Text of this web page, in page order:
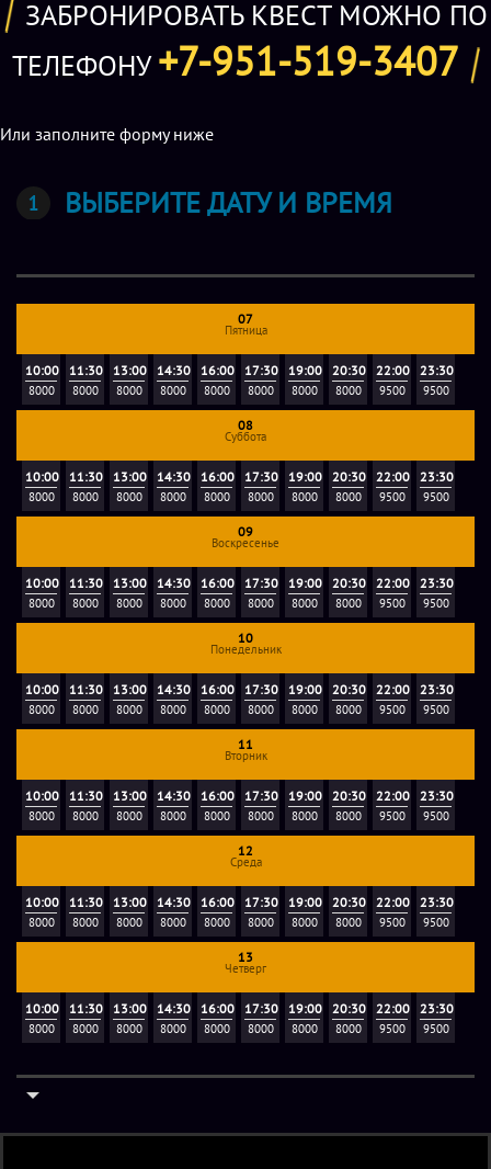
очередь, оправдываются и обвиняют в поломках кого-то
от 2 лет, подростков и взрослых в количестве от 6 до 24
ЗАБРОНИРОВАТЬ КВЕСТ МОЖНО ПО
ТЕЛЕФОНУ+7-951-519-3407
Или заполните форму ниже
ВЫБЕРИТЕ ДАТУ И ВРЕМЯ
07
Пятница
10:00
8000
11:30
8000
13:00
8000
14:30
8000
16:00
8000
17:30
8000
19:00
8000
20:30
8000
22:00
9500
23:30
9500
08
Суббота
10:00
8000
11:30
8000
13:00
8000
14:30
8000
16:00
8000
17:30
8000
19:00
8000
20:30
8000
22:00
9500
23:30
9500
09
Воскресенье
10:00
8000
11:30
8000
13:00
8000
14:30
8000
16:00
8000
17:30
8000
19:00
8000
20:30
8000
22:00
9500
23:30
9500
10
Понедельник
10:00
8000
11:30
8000
13:00
8000
14:30
8000
16:00
8000
17:30
8000
19:00
8000
20:30
8000
22:00
9500
23:30
9500
11
Вторник
10:00
8000
11:30
8000
13:00
8000
14:30
8000
16:00
8000
17:30
8000
19:00
8000
20:30
8000
22:00
9500
23:30
9500
12
Среда
10:00
8000
11:30
8000
13:00
8000
14:30
8000
16:00
8000
17:30
8000
19:00
8000
20:30
8000
22:00
9500
23:30
9500
13
Четверг
10:00
8000
11:30
8000
13:00
8000
14:30
8000
16:00
8000
17:30
8000
19:00
8000
20:30
8000
22:00
9500
23:30
9500